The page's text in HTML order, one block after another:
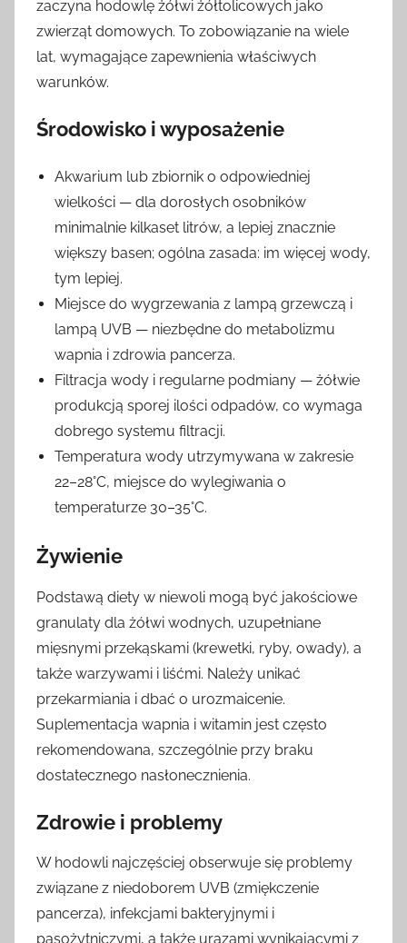
zaczyna hodowlę żółwi żółtolicowych jako
zwierząt domowych. To zobowiązanie na wiele
lat, wymagające zapewnienia właściwych
warunków.
Środowisko i wyposażenie
Akwarium lub zbiornik o odpowiedniej
wielkości — dla dorosłych osobników
minimalnie kilkaset litrów, a lepiej znacznie
większy basen; ogólna zasada: im więcej wody,
tym lepiej.
Miejsce do wygrzewania z lampą grzewczą i
lampą UVB — niezbędne do metabolizmu
wapnia i zdrowia pancerza.
Filtracja wody i regularne podmiany — żółwie
produkcją sporej ilości odpadów, co wymaga
dobrego systemu filtracji.
Temperatura wody utrzymywana w zakresie
22–28°C, miejsce do wylegiwania o
temperaturze 30–35°C.
Żywienie
Podstawą diety w niewoli mogą być jakościowe
granulaty dla żółwi wodnych, uzupełniane
mięsnymi przekąskami (krewetki, ryby, owady), a
także warzywami i liśćmi. Należy unikać
przekarmiania i dbać o urozmaicenie.
Suplementacja wapnia i witamin jest często
rekomendowana, szczególnie przy braku
dostatecznego nasłonecznienia.
Zdrowie i problemy
W hodowli najczęściej obserwuje się problemy
związane z niedoborem UVB (zmiękczenie
pancerza), infekcjami bakteryjnymi i
pasożytniczymi, a także urazami wynikającymi z